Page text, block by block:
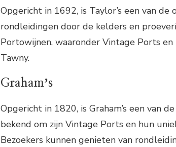
Opgericht in 1692, is Taylor’s een van
rondleidingen door de kelders en
Portowijnen, waaronder Vintage Ports en
Tawny.
Grahamʼs
Opgericht in 1820, is Graham’s een van
bekend om zijn Vintage Ports en hun
Bezoekers kunnen genieten van